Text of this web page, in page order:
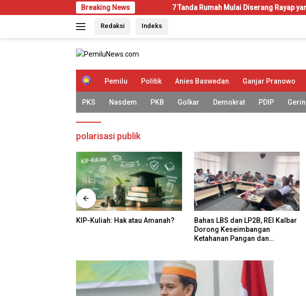
ke
Breaking News7 Tanda Rumah Mulai Diserang Rayap yang Sering
Redaksi Indeks
H
m
e
Pemilu Politik Anies Baswedan Ganjar Pranowo
PKS Nasdem PKB Golkar Demokrat PDIP
polarisasi publik
KIP-Kuliah: Hak atau Amanah?
Bahas LBS dan LP2B, REI Kalbar
Dorong Keseimbangan
Ketahanan Pangan dan